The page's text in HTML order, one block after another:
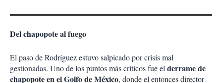
Del chapopote al fuego
El paso de Rodríguez estuvo salpicado por crisis mal
gestionadas. Uno de los puntos más críticos fue elderrame de
chapopote en el Golfo de México, donde el entonces director